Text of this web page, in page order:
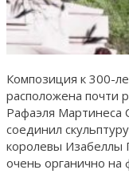
Композиция к 300-
расположена почти
Рафаэля Мартинеса
соединил
королевы Изабеллы
очень органично на